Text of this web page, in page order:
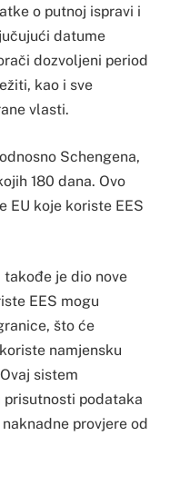
o putnoj ispravi i
datume
dozvoljeni period
kao i sve
vlasti.
Schengena,
180 dana. Ovo
EU koje koriste EES
je dio nove
EES mogu
što će
namjensku
sistem
podataka
provjere od